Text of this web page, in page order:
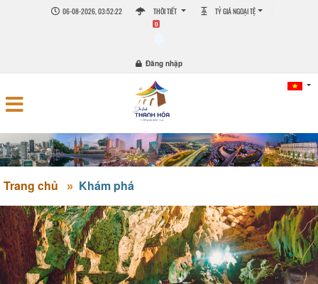
06-08-2026, 03:52:22 THỜI TIẾT TỶ GIÁ NGOẠI TỆ
0
Đăng nhập
Trang chủ Khám phá